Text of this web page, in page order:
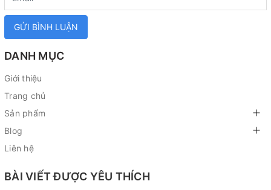
GỬI BÌNH LUẬN
DANH MỤC
Giới thiệu
Trang chủ
Sản phẩm
Blog
Liên hệ
BÀI VIẾT ĐƯỢC YÊU THÍCH